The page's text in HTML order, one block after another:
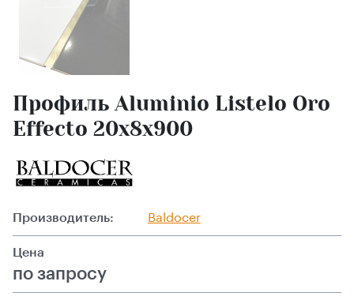
Профиль Aluminio Listelo Oro
Effecto 20x8x900
Производитель: Baldocer
Цена
по запросу